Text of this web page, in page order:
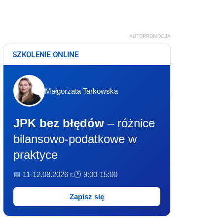
AUTOPROMOCJA
SZKOLENIE ONLINE
Małgorzata Tarkowska
JPK bez błędów – różnice
bilansowo-podatkowe w
praktyce
📅 11-12.08.2026 r.🕐 9:00-15:00
Zapisz się